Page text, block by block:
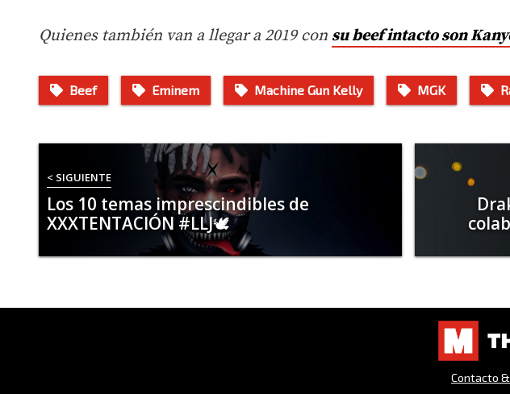
Quienes también van a llegar a 2019 con su beef intacto son
Beef Eminem Machine Gun Kelly MGK
< SIGUIENTE
Los 10 temas imprescindibles de
XXXTENTACIÓN #LLJ🕊️
Contacto